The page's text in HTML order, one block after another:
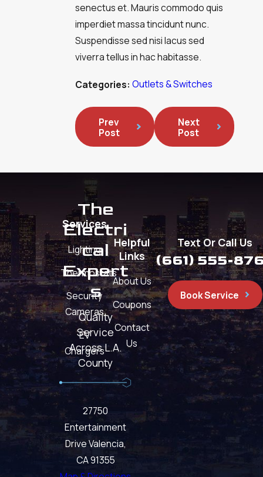
senectus et. Mauris commodo quis
imperdiet massa tincidunt nunc.
Suspendisse sed nisi lacus sed
viverra tellus in hac habitasse.
Categories: Outlets & Switches
Prev
Post
Next
Post
The
Electri
cal
Expert
s
Quality
Service
Across L.A.
County
27750
Entertainment
Drive Valencia,
CA 91355
Services
Lighting
Thermostats
Security
Cameras
EV
Chargers
Helpful
Links
About Us
Coupons
Contact
Us
Text Or Call Us
(661) 555-
Book Service